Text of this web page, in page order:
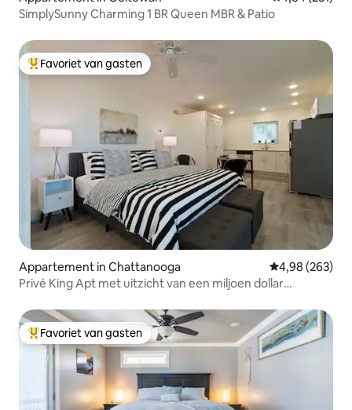
SimplySunny Charming 1 BR Queen MBR & Patio
Topfavoriet van gasten
Favoriet van gasten
Appartement in Chattanooga Gemiddelde
4,98 (263)
Privé King Apt met uitzicht van een miljoen dollar
Topfavoriet van gasten
Favoriet van gasten